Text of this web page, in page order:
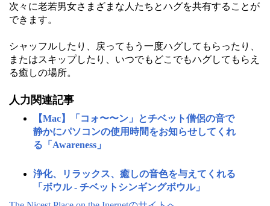
次々に老若男女さまざまな人たちとハグを共有することが
できます。
シャッフルしたり、戻ってもう一度ハグしてもらったり、
またはスキップしたり、いつでもどこでもハグしてもらえ
る癒しの場所。
人力関連記事
【Mac】「コォ〜〜ン」とチベット僧侶の音で
静かにパソコンの使用時間をお知らせしてくれ
る「Awareness」
浄化、リラックス、癒しの音色を与えてくれる
「ボウル - チベットシンギングボウル」